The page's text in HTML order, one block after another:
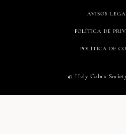
AVISOS
POLÍTICA DE
POLÍTICA DE
© Holy Cobra